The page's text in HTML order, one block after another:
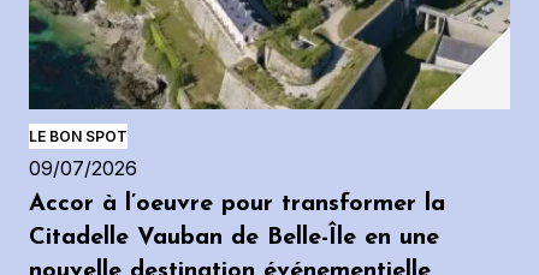
LE BON SPOT
09/07/2026
Accor à l’oeuvre pour transformer la
Citadelle Vauban de Belle-Île en une